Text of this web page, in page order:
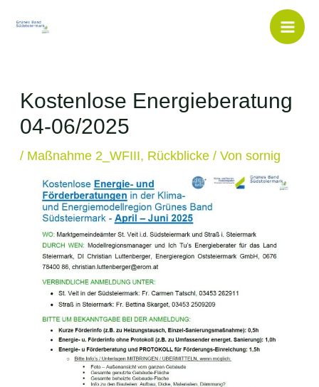
springen
Kostenlose Energieberatung
04-06/2025
/ Maßnahme 2_WFIII, Rückblicke/ Von sornig